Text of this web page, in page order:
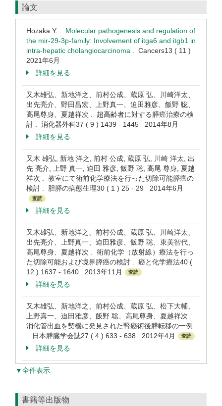
論文
Hozaka Y. . Molecular pathogenesis and regulation of
the mir-29-3p-family: Involvement of itga6 and itgb1 in
intra-hepatic cholangiocarcinoma . Cancers13 ( 11 )
2021年6月
詳細を見る
又木雄弘、新地洋之、前村公成、蔵原 弘、川崎洋太、
出先亮介、野田昌宏、上野真一、迫田雅彦、飯野 聡、
高尾尊身、夏越祥次 . 超高齢者に対する膵癌治療の検
討 . 消化器外科37 ( 9 ) 1439 - 1445 2014年8月
詳細を見る
又木 雄弘, 新地 洋之, 前村 公成, 蔵原 弘, 川崎 洋太, 出
先 亮介, 上野 真一, 迫田 雅彦, 飯野 聡, 高尾 尊身, 夏越
祥次 . 教室にて術前化学療法を行った切除可能膵癌の
検討 . 胆膵の病態生理30 ( 1 ) 25 - 29 2014年6月
査読
詳細を見る
又木雄弘、新地洋之、前村公成、蔵原 弘、川崎洋太、
出先亮介、上野真一、迫田雅彦、飯野 聡、東美智代、
高尾尊身、夏越祥次 . 術前化学（放射線）療法を行っ
た切除可能および境界膵癌の検討 . 癌と化学療法40 (
12 ) 1637 - 1640 2013年11月
査読
詳細を見る
又木雄弘、新地洋之、前村公成、蔵原 弘、松下大輔、
上野真一、迫田雅彦、飯野 聡、高尾尊身、夏越祥次 .
消化管出血を契機に発見された腎癌術後膵転移の一例
. 日本膵臓学会誌27 ( 4 ) 633 - 638 2012年4月
査読
詳細を見る
▼全件表示
書籍等出版物